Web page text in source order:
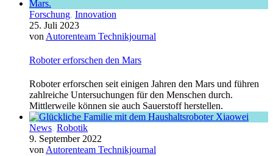
Forschung, Innovation
25. Juli 2023
von Autorenteam Technikjournal
Roboter erforschen den Mars
Roboter erforschen seit einigen Jahren den Mars und führen
zahlreiche Untersuchungen für den Menschen durch.
Mittlerweile können sie auch Sauerstoff herstellen.
News, Robotik
9. September 2022
von Autorenteam Technikjournal